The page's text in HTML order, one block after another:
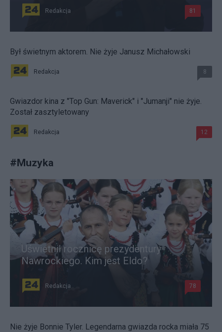
Redakcja 81
Był świetnym aktorem. Nie żyje Janusz Michałowski
Redakcja 8
Gwiazdor kina z "Top Gun: Maverick" i "Jumanji" nie żyje.
Został zasztyletowany
Redakcja 12
#Muzyka
Uświetnił rocznicę prezydentury
Nawrockiego. Kim jest Eldo?
Redakcja 78
Nie żyje Bonnie Tyler. Legendarna gwiazda rocka miała 75